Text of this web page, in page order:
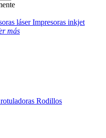
láserImpresoras inkjet
más
Rodillos